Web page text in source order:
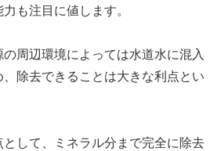
も注目に値します。
周辺環境によっては水道水に混入
除去できることは大きな利点とい
して、ミネラル分まで完全に除去